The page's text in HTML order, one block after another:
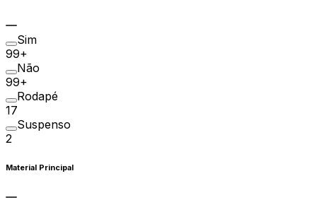
Sim
99+
Não
99+
Rodapé
17
Suspenso
2
Material Principal